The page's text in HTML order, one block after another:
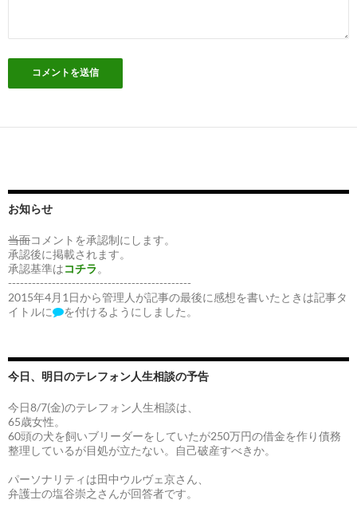
お知らせ
当面コメントを承認制にします。
承認後に掲載されます。
承認基準はコチラ 。
----------------------------------------------
2015年4月1日から管理人が記事の最後に感想を書いたときは記事タ
イトルに
を付けるようにしました。
今日、明日のテレフォン人生相談の予告
今日8/7(金)のテレフォン人生相談は、
65歳女性。
60頭の犬を飼いブリーダーをしていたが250万円の借金を作り債務
整理しているが目処が立たない。自己破産すべきか。
パーソナリティは田中ウルヴェ京さん、
弁護士の塩谷崇之さんが回答者です。